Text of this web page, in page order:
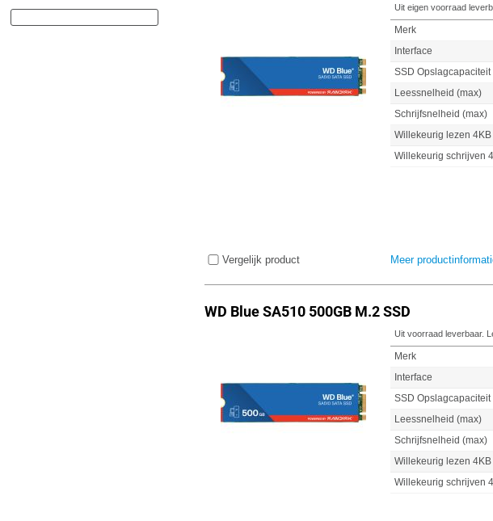
Uit eigen voorraad
Merk
Interface
SSD Opslagcapaciteit
Leessnelheid (max)
Schrijfsnelheid (max)
Willekeurig lezen 4KB
Willekeurig schrijven
Vergelijk product Meer
WD Blue SA510 500GB M.2 SSD
Uit voorraad leverbaar.
Merk
Interface
SSD Opslagcapaciteit
Leessnelheid (max)
Schrijfsnelheid (max)
Willekeurig lezen 4KB
Willekeurig schrijven